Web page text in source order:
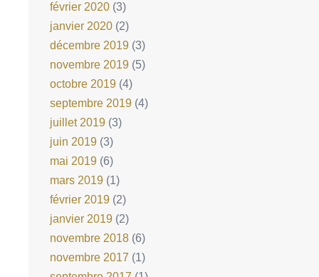
février 2020 (3)
janvier 2020 (2)
décembre 2019 (3)
novembre 2019 (5)
octobre 2019 (4)
septembre 2019 (4)
juillet 2019 (3)
juin 2019 (3)
mai 2019 (6)
mars 2019 (1)
février 2019 (2)
janvier 2019 (2)
novembre 2018 (6)
novembre 2017 (1)